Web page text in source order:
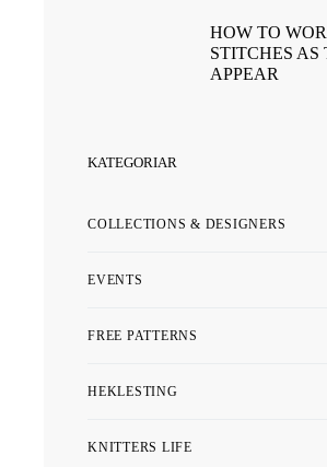
HOW TO
STITCHES AS
APPEAR
KATEGORIAR
COLLECTIONS & DESIGNERS
EVENTS
FREE PATTERNS
HEKLESTING
KNITTERS LIFE